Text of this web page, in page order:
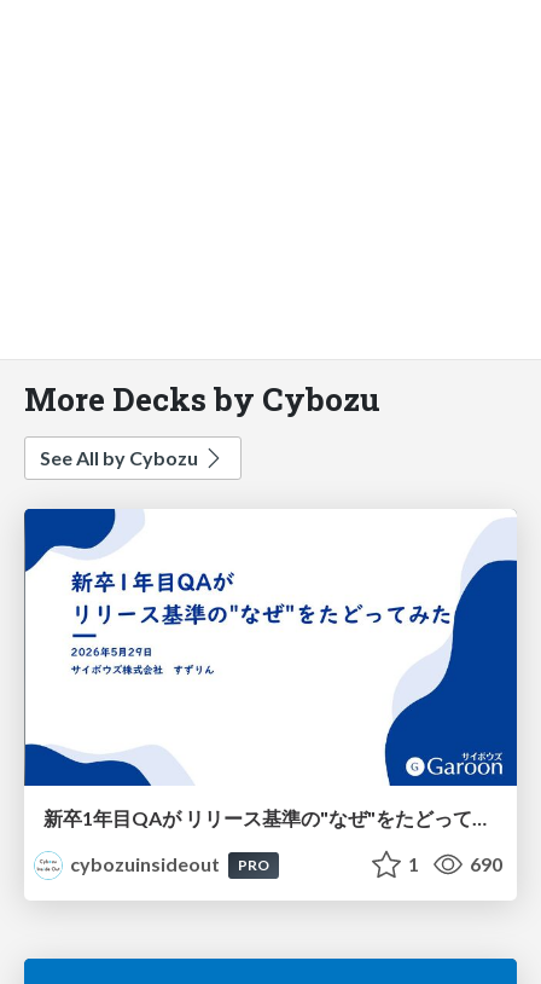
More Decks by Cybozu
See All by Cybozu
新卒1年目QAが リリース基準の"なぜ"をたどってみた
cybozuinsideout
PRO 1 690